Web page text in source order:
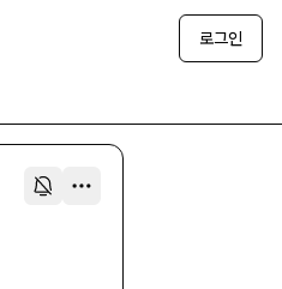
로그인